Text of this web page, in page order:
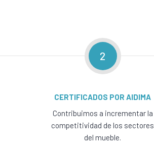
2
CERTIFICADOS POR AIDIMA
Contribuimos a incrementar la
competitividad de los sectores
del mueble.